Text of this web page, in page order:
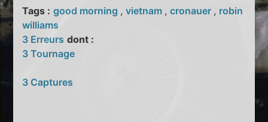
Tags : good morning ,vietnam ,cronauer , robin
williams
3 Erreurs dont :
3 Tournage
3 Captures